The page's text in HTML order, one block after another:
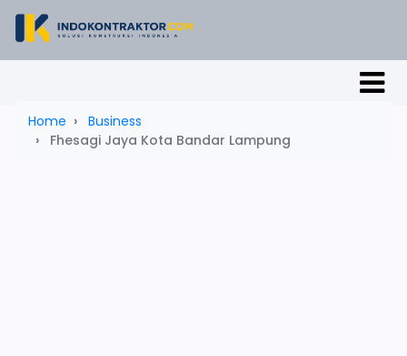
Home
Business
Fhesagi Jaya Kota Bandar Lampung